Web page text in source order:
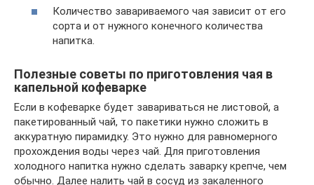
Количество завариваемого чая зависит от его
сорта и от нужного конечного количества
напитка.
Полезные советы по приготовления чая в
капельной кофеварке
Если в кофеварке будет завариваться не листовой, а
пакетированный чай, то пакетики нужно сложить в
аккуратную пирамидку. Это нужно для равномерного
прохождения воды через чай. Для приготовления
холодного напитка нужно сделать заварку крепче, чем
обычно. Далее налить чай в сосуд из закаленного